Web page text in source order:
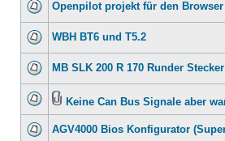
Openpilot projekt für den Browser
WBH BT6 und T5.2
MB SLK 200 R 170 Runder
Keine Can Bus Signale aber
AGV4000 Bios Konfigurator